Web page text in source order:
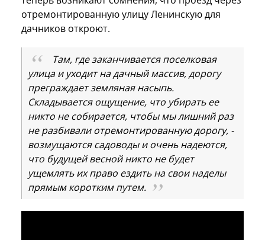
отремонтированную улицу Ленинскую для
дачников откроют.
Там, где заканчивается поселковая
улица и уходит на дачный массив, дорогу
преграждает земляная насыпь.
Складывается ощущение, что убирать ее
никто не собирается, чтобы мы лишний раз
не разбивали отремонтированную дорогу, -
возмущаются садоводы и очень надеются,
что будущей весной никто не будет
ущемлять их право ездить на свои наделы
прямым коротким путем.